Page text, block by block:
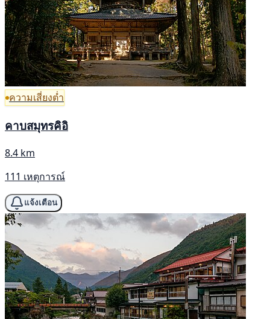
ความเสี่ยงต่ำ
คาบสมุทรคิอิ
8.4 km
111 เหตุการณ์
แจ้งเตือน